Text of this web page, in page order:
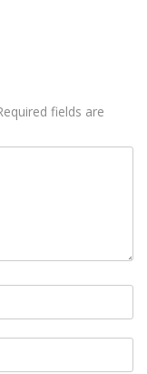
fields are